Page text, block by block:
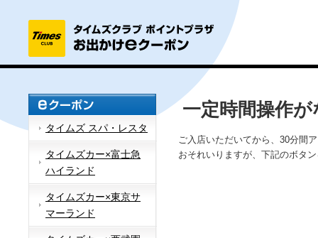
タイムズ スパ・レスタ
タイムズカー×富士急
ハイランド
タイムズカー×東京サ
マーランド
一定時間操作
ご入店いただいてから、30分間
おそれいりますが、下記のボタ